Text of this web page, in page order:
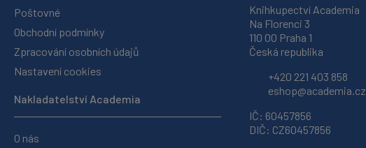
Poštovné
Obchodní podmínky
Zpracování osobních údajů
Nastavení cookies
Nakladatelství Academia
O nás
Knihkupectví Academia
Na Florenci 3
110 00 Praha 1
Česká republika
+420 221 403 858
eshop@academia.cz
IČ: 60457856
DIČ: CZ60457856